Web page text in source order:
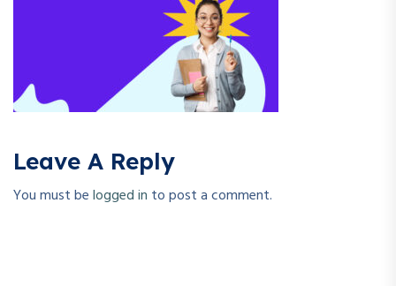
Leave A Reply
You must belogged in to post a comment.